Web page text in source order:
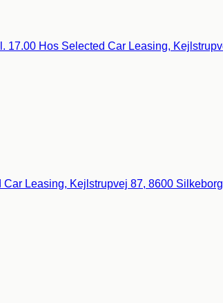
Leasing, Kejlstrupvej 87, 8600 Silkeborg